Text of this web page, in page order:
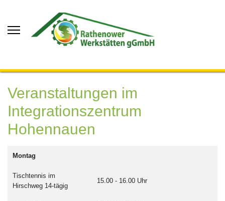
Veranstaltungen im
Integrationszentrum
Hohennauen
Montag
Tischtennis im
Hirschweg 14-tägig
15.00 - 16.00 Uhr